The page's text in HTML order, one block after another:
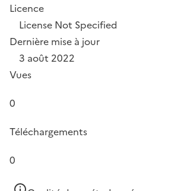
Licence
License Not Specified
Dernière mise à jour
3 août 2022
Vues
0
Téléchargements
0